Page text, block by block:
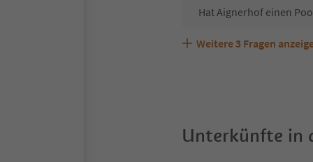
Hat Aignerhof einen
Sind Haustiere in der
Welche Services bietet
Weitere 3 Fragen
Unterkünfte in